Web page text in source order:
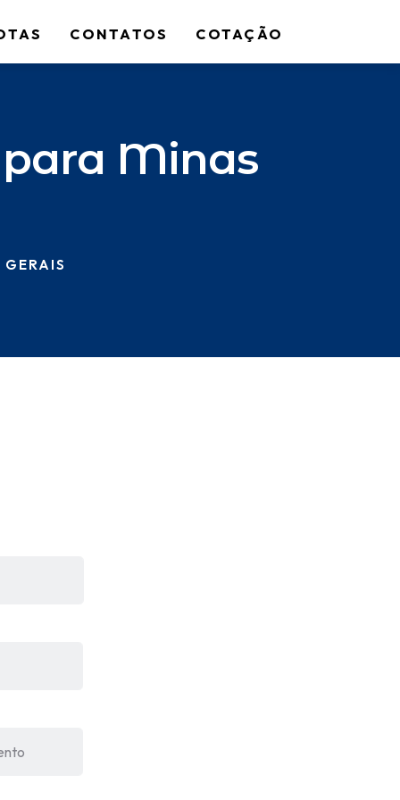
CONTATOS COTAÇÃO
Minas